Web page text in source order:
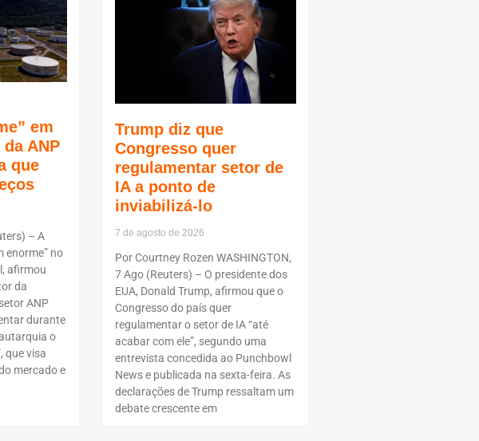
em
ANP
que
– A
enorme” no
afirmou
da
ANP
durante
o
que visa
mercado e
Trump diz que
Congresso quer
regulamentar setor de
IA a ponto de
inviabilizá-lo
7 de agosto de 2026
Por Courtney Rozen WASHINGTON,
7 Ago (Reuters) – O presidente dos
EUA, Donald Trump, afirmou que o
Congresso do país quer
regulamentar o setor de IA “até
acabar com ele”, segundo uma
entrevista concedida ao Punchbowl
News e publicada na sexta-feira. As
declarações de Trump ressaltam um
debate crescente em